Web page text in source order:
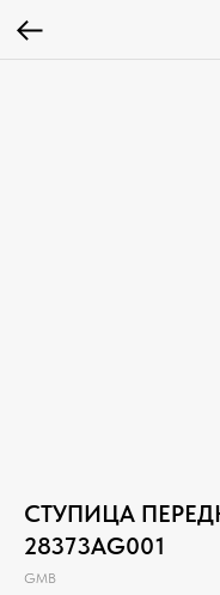
СТУПИЦА
28373AG001
GMB